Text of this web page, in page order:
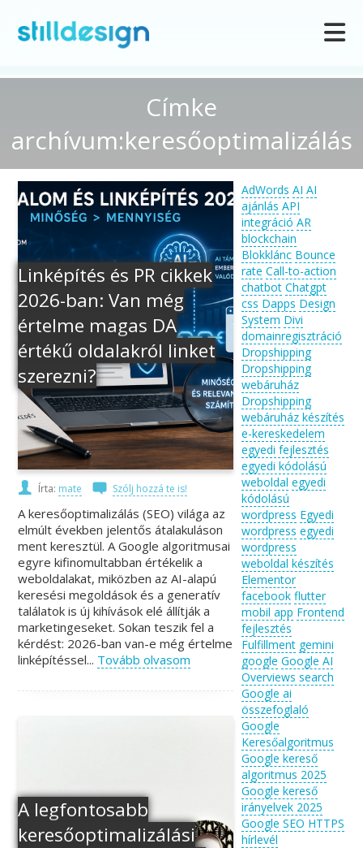
Címke
archívum:keresőoptimalizálás
Linképítés és PR cikkek
2026-ban: Van még
értelme magas DA
értékű oldalakról linket
szerezni?
Írta: mate Szólj hozzá te is!
A keresőoptimalizálás (SEO) világa az
elmúlt években jelentős átalakuláson
ment keresztül. A Google algoritmusai
egyre kifinomultabban értékelik a
weboldalakat, miközben az AI-alapú
keresési megoldások és a generatív
találatok is új kihívások elé állítják a
marketingeseket. Sokan teszik fel a
kérdést: 2026-ban van-e még értelme
linképítéssel... Tovább olvasom
A legfontosabb
keresőoptimalizálási
AdWords AI AI
ajánlás API
integráció AR
blockchain
Blokklánc Bounce
rate Call-to-action
chatbot Chatgpt
css Dapps Design
System Divi
domainregisztráció
Dropshipping
Dropshipping
webáruház
Dropshipping
webáruház készítés
e-kereskedelem
egyedi fejlesztés
egyedi kódolású
weboldal egyedi
kódolású
wordpress Egyedi
wordpress egyedi
wordpress
weboldal készítés
Elementor
facebook flutter
mobil app Frontend
fejlesztés
Fulfillment gemini
google Google AI
Overviews search
Google ai
összefoglaló
Google
Keresőalgoritmus
Google kereső
algoritmus 2025
Google kereső
irányelvek 2025
Google SEO HTTPS
hírlevél